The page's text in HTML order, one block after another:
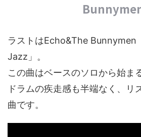
ラストはEcho&The Bunnymen
Jazz」。
この曲はベースのソロから始ま
ドラムの疾走感も半端なく、リ
曲です。